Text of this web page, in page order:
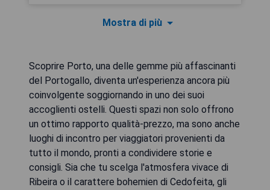
Mostra di più
Scoprire Porto, una delle gemme più affascinanti
del Portogallo, diventa un'esperienza ancora più
coinvolgente soggiornando in uno dei suoi
accoglienti ostelli. Questi spazi non solo offrono
un ottimo rapporto qualità-prezzo, ma sono anche
luoghi di incontro per viaggiatori provenienti da
tutto il mondo, pronti a condividere storie e
consigli. Sia che tu scelga l'atmosfera vivace di
Ribeira o il carattere bohemien di Cedofeita, gli